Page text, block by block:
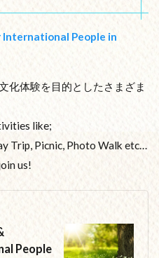
People in
化体験を目的としたさまざま
like;
Trip, Picnic, Photo Walk etc…
us!
People